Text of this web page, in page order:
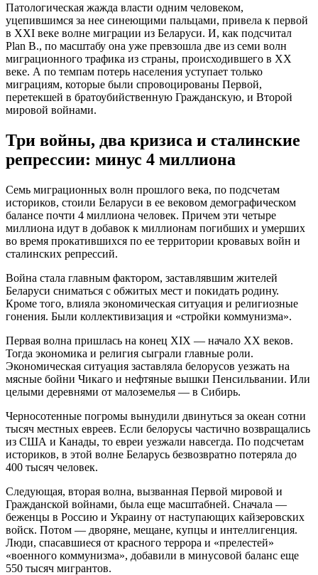
Патологическая жажда власти одним человеком,
уцепившимся за нее синеющими пальцами, привела к первой
в XXI веке волне миграции из Беларуси. И, как подсчитал
Plan B., по масштабу она уже превзошла две из семи волн
миграционного трафика из страны, происходившего в XX
веке. А по темпам потерь населения уступает только
миграциям, которые были спровоцированы Первой,
перетекшей в братоубийственную Гражданскую, и Второй
мировой войнами.
Три войны, два кризиса и сталинские
репрессии: минус 4 миллиона
Семь миграционных волн прошлого века, по подсчетам
историков, стоили Беларуси в ее вековом демографическом
балансе почти 4 миллиона человек. Причем эти четыре
миллиона идут в добавок к миллионам погибших и умерших
во время прокатившихся по ее территории кровавых войн и
сталинских репрессий.
Война стала главным фактором, заставлявшим жителей
Беларуси сниматься с обжитых мест и покидать родину.
Кроме того, влияла экономическая ситуация и религиозные
гонения. Были коллективизация и «стройки коммунизма».
Первая волна пришлась на конец XIX — начало XX веков.
Тогда экономика и религия сыграли главные роли.
Экономическая ситуация заставляла белорусов уезжать на
мясные бойни Чикаго и нефтяные вышки Пенсильвании. Или
целыми деревнями от малоземелья — в Сибирь.
Черносотенные погромы вынудили двинуться за океан сотни
тысяч местных евреев. Если белорусы частично возвращались
из США и Канады, то евреи уезжали навсегда. По подсчетам
историков, в этой волне Беларусь безвозвратно потеряла до
400 тысяч человек.
Следующая, вторая волна, вызванная Первой мировой и
Гражданской войнами, была еще масштабней. Сначала —
беженцы в Россию и Украину от наступающих кайзеровских
войск. Потом — дворяне, мещане, купцы и интеллигенция.
Люди, спасавшиеся от красного террора и «прелестей»
«военного коммунизма», добавили в минусовой баланс еще
550 тысяч мигрантов.